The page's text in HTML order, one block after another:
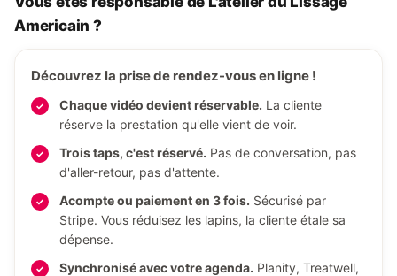
Americain ?
Découvrez la prise de rendez-vous en ligne !
Chaque vidéo devient réservable. La cliente
réserve la prestation qu'elle vient de voir.
Trois taps, c'est réservé. Pas de conversation, pas
d'aller-retour, pas d'attente.
Acompte ou paiement en 3 fois. Sécurisé par
Stripe. Vous réduisez les lapins, la cliente étale sa
dépense.
Synchronisé avec votre agenda. Planity, Treatwell,